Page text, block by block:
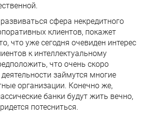
сфера некредитного
клиентов, покажет
что уже сегодня очевиден интерес
к интеллектуальному
что очень скоро
займутся многие
организации. Конечно же,
банки будут жить вечно,
потесниться.